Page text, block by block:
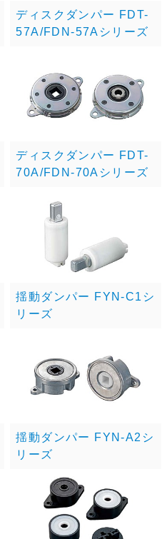
ディスクダンパー FDT-
57A/FDN-57Aシリーズ
ディスクダンパー FDT-
70A/FDN-70Aシリーズ
揺動ダンパー FYN-C1シ
リーズ
揺動ダンパー FYN-A2シ
リーズ